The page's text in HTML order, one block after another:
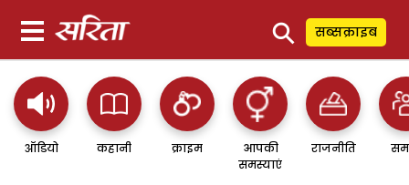
⚲ सब्सक्राइब
ऑडियो कहानी क्राइम
आपकी
समस्याएं
राजनीति